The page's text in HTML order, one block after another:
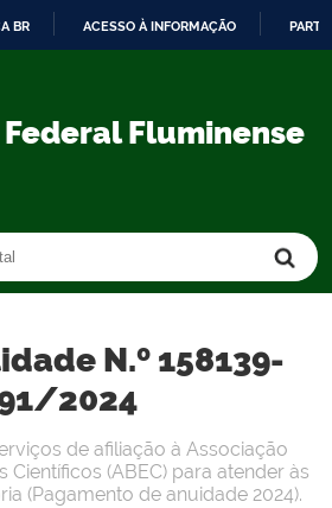
CONTEÚDO
BR ACESSO À INFORMAÇÃO
Fluminense
N.º 158139-
2024
de afiliação à Associação
Científicos (ABEC) para atender às
(Pagamento de anuidade 2024).